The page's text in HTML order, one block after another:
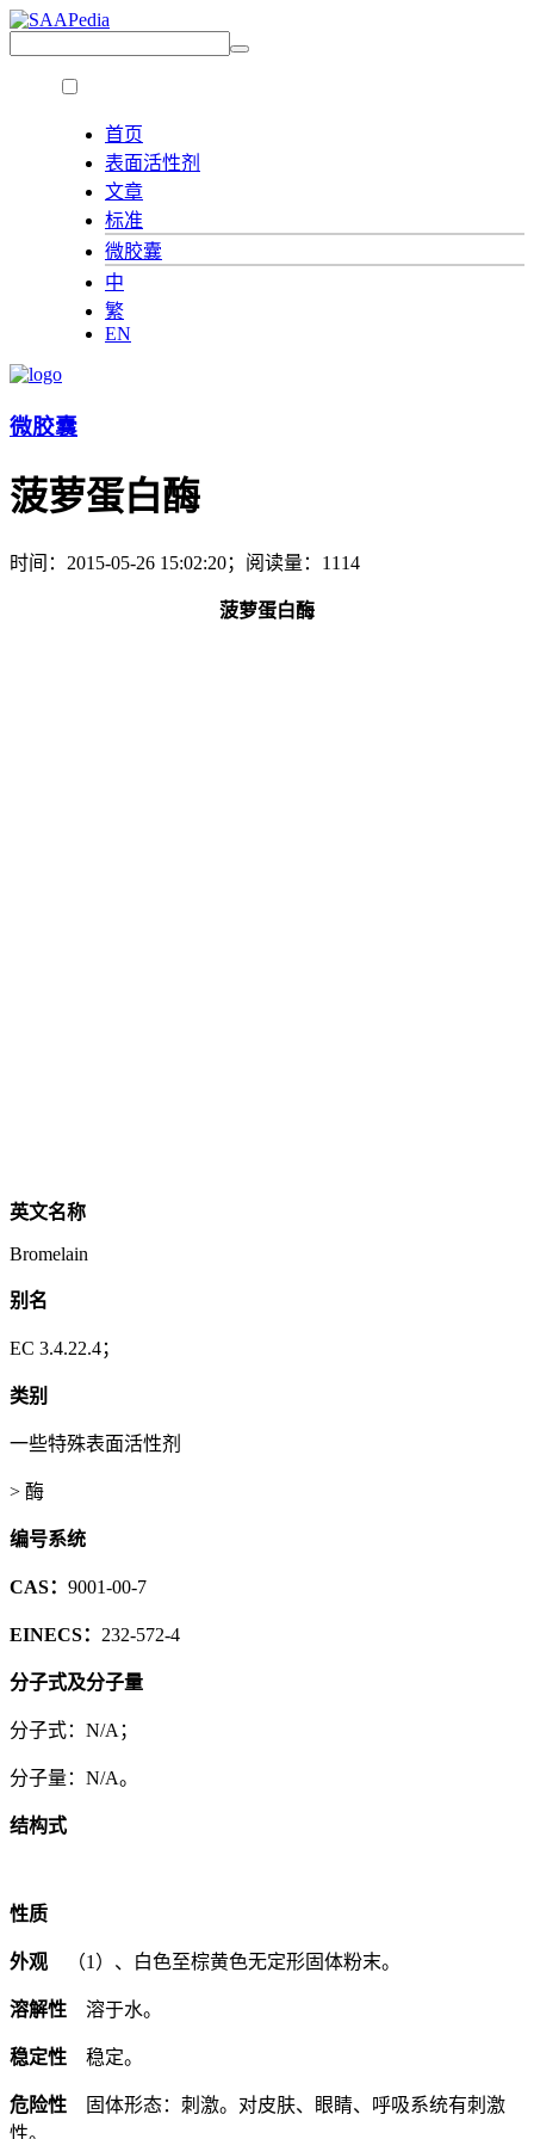
首页
表面活性剂
文章
标准
微胶囊
中
繁
EN
微胶囊
菠萝蛋白酶
时间：2015-05-26 15:02:20；阅读量：1114
菠萝蛋白酶
英文名称
Bromelain
别名
EC 3.4.22.4；
类别
一些特殊表面活性剂
> 酶
编号系统
CAS： 9001-00-7
EINECS： 232-572-4
分子式及分子量
分子式：N/A；
分子量：N/A。
结构式
性质
外观 （1）、白色至棕黄色无定形固体粉末。
溶解性 溶于水。
稳定性 稳定。
危险性
固体形态：刺激。对皮肤、眼睛、呼吸系统有刺激
性。